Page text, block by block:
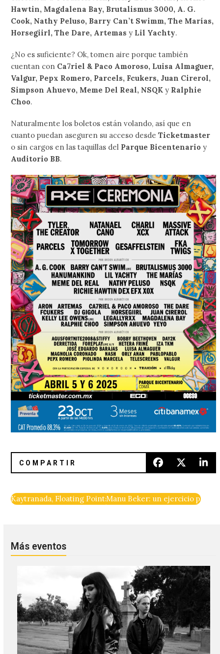
Hawtin, Magdalena Bay, Brutalismus 3000, A. G.
Cook, Nathy Peluso, Barry Can’t Swimm, The Marías,
Horsegiirl, The Dare, Artemasy Lil Yachty.
¿No es suficiente? Ok, tomen aire porque también
cuentan con Ca7riel & Paco Amoroso, Luisa Almaguer,
Valgur, Pepx Romero, Parcels, Fcukers, Juan Cirerol,
Simpson Ahuevo, Meme Del Real, NSQKy Ralphie
Choo.
Naturalmente los boletos están volando, así que en
cuanto puedan aseguren su acceso desdeTicketmaster
o sin cargos en las taquillas del Parque Bicentenario y
Auditorio BB.
Kaytranada, Floating Points (LIVE), Ezra Collective y Jeff
Manu Beker: un ejercicio para
Más eventos